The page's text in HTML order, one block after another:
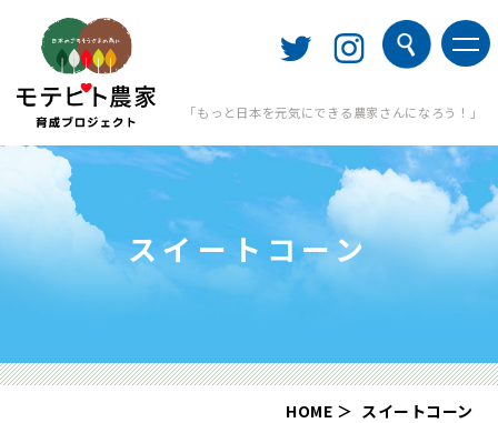
「もっと日本を元気にできる農家さんになろう！」
スイートコーン
HOME スイートコーン